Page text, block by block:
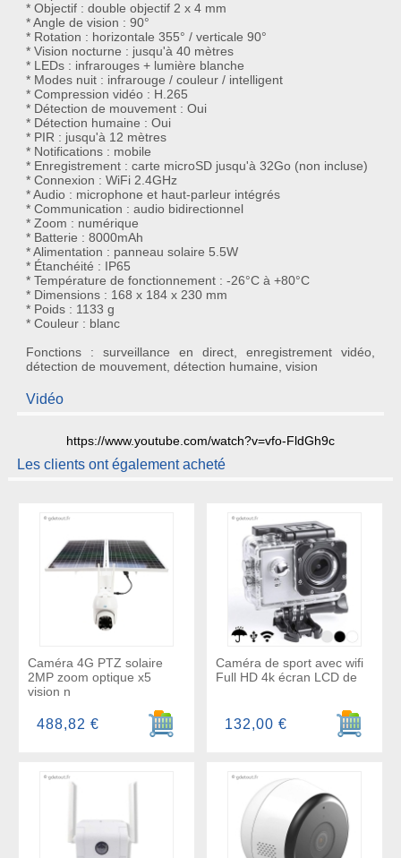
* Objectif : double objectif 2 x 4 mm
* Angle de vision : 90°
* Rotation : horizontale 355° / verticale 90°
* Vision nocturne : jusqu'à 40 mètres
* LEDs : infrarouges + lumière blanche
* Modes nuit : infrarouge / couleur / intelligent
* Compression vidéo : H.265
* Détection de mouvement : Oui
* Détection humaine : Oui
* PIR : jusqu'à 12 mètres
* Notifications : mobile
* Enregistrement : carte microSD jusqu'à 32Go (non incluse)
* Connexion : WiFi 2.4GHz
* Audio : microphone et haut-parleur intégrés
* Communication : audio bidirectionnel
* Zoom : numérique
* Batterie : 8000mAh
* Alimentation : panneau solaire 5.5W
* Étanchéité : IP65
* Température de fonctionnement : -26°C à +80°C
* Dimensions : 168 x 184 x 230 mm
* Poids : 1133 g
* Couleur : blanc
Fonctions : surveillance en direct, enregistrement vidéo,
détection de mouvement, détection humaine, vision
Vidéo
https://www.youtube.com/watch?v=vfo-FldGh9c
Les clients ont également acheté
Caméra 4G PTZ solaire
2MP zoom optique x5
vision n
Ajouter au panier
488,82 €
Caméra de sport avec wifi
Full HD 4k écran LCD de
Ajouter
132,00 €